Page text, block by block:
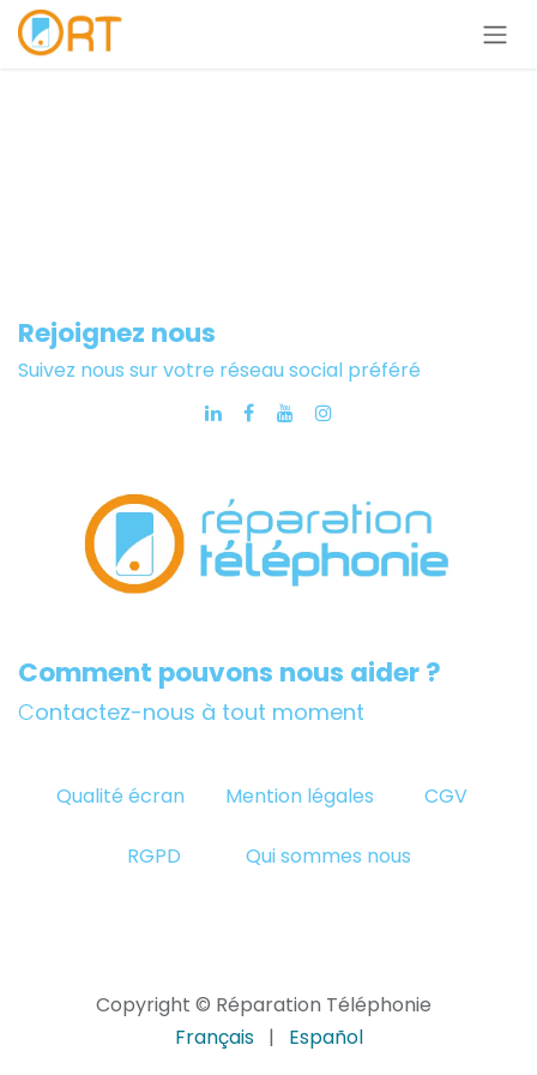
Se rendre au contenu
Rejoignez nous
Suivez nous sur votre réseau social préféré
Comment pouvons nous aider ?
Contactez-nous à tout moment
Qualité écran Mention légales CGV
RGPD Qui sommes nous
Copyright © Réparation Téléphonie
Français | Español